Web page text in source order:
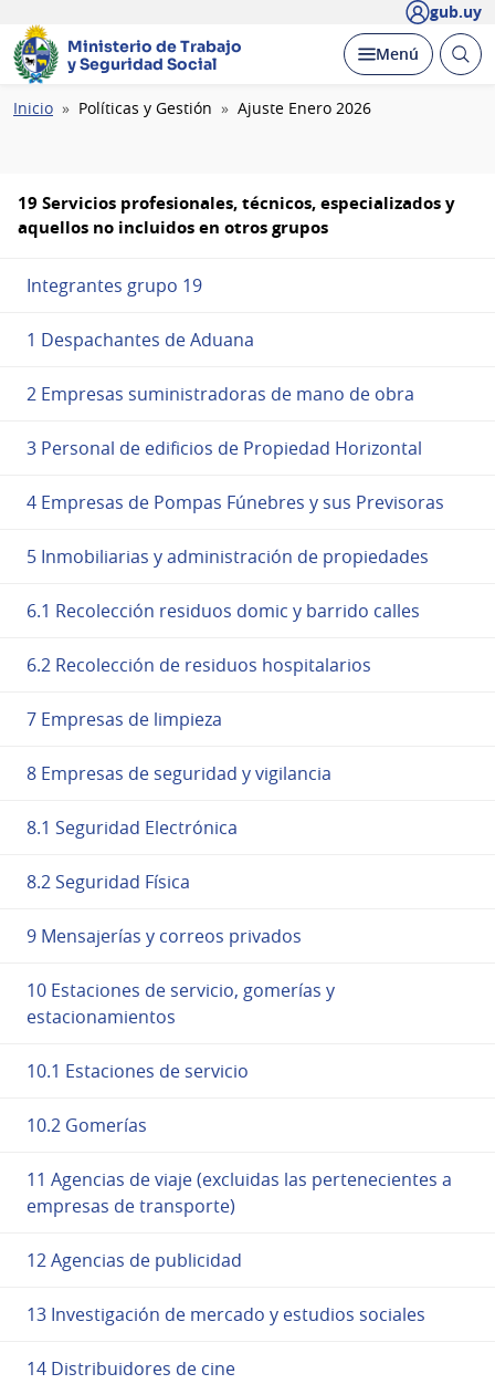
gub.uy
Ministerio de Trabajo
y Seguridad Social
Desplegar
Menú Abrir
Ruta
Inicio Políticas y Gestión Ajuste Enero 2026
19 Servicios profesionales, técnicos, especializados y
aquellos no incluidos en otros grupos
Integrantes grupo 19
1 Despachantes de Aduana
2 Empresas suministradoras de mano de obra
3 Personal de edificios de Propiedad Horizontal
4 Empresas de Pompas Fúnebres y sus Previsoras
5 Inmobiliarias y administración de propiedades
6.1 Recolección residuos domic y barrido calles
6.2 Recolección de residuos hospitalarios
7 Empresas de limpieza
8 Empresas de seguridad y vigilancia
8.1 Seguridad Electrónica
8.2 Seguridad Física
9 Mensajerías y correos privados
10 Estaciones de servicio, gomerías y
estacionamientos
10.1 Estaciones de servicio
10.2 Gomerías
11 Agencias de viaje (excluidas las pertenecientes a
empresas de transporte)
12 Agencias de publicidad
13 Investigación de mercado y estudios sociales
14 Distribuidores de cine